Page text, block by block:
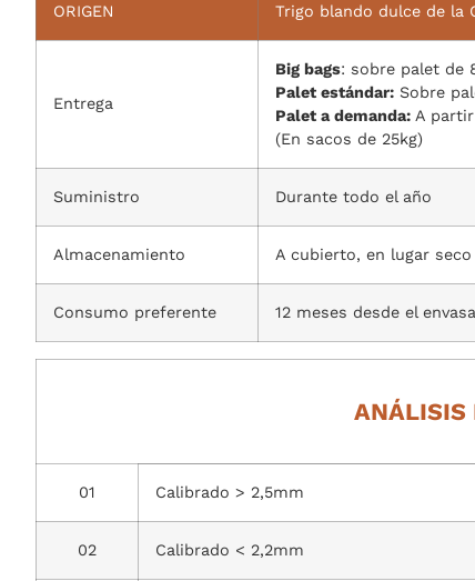
ORIGEN Trigo blando dulce de la
Entrega
Big bags: sobre palet de
Palet estándar: Sobre
Palet a demanda: A partir
(En sacos de 25kg)
Suministro Durante todo el año
Almacenamiento A cubierto, en lugar
Consumo preferente 12 meses desde el
ANÁLISIS
01 Calibrado > 2,5mm
02 Calibrado < 2,2mm